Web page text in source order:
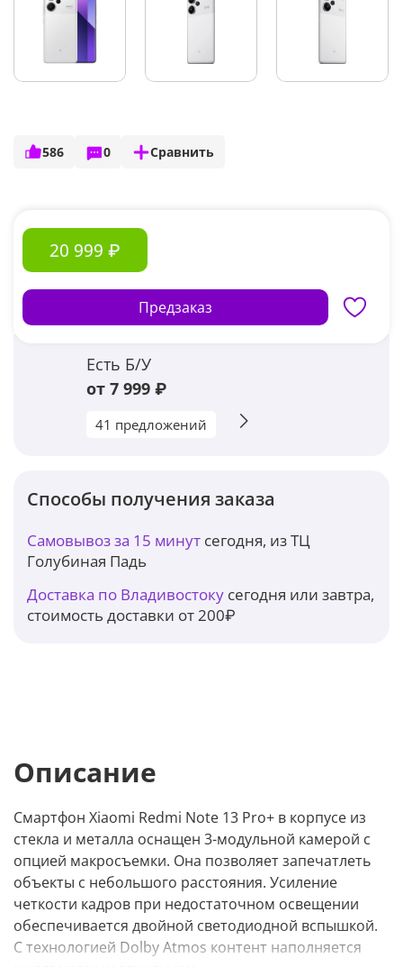
586 0 Сравнить
20 999 ₽
Предзаказ
Есть Б/У
от 7 999 ₽
41 предложений
Способы получения заказа
Самовывоз за 15 минут сегодня, из ТЦ
Голубиная Падь
Доставка по Владивостоку сегодня или завтра,
стоимость доставки от 200₽
Описание
Смартфон Xiaomi Redmi Note 13 Pro+ в корпусе из
стекла и металла оснащен 3-модульной камерой с
опцией макросъемки. Она позволяет запечатлеть
объекты с небольшого расстояния. Усиление
четкости кадров при недостаточном освещении
обеспечивается двойной светодиодной вспышкой.
С технологией Dolby Atmos контент наполняется